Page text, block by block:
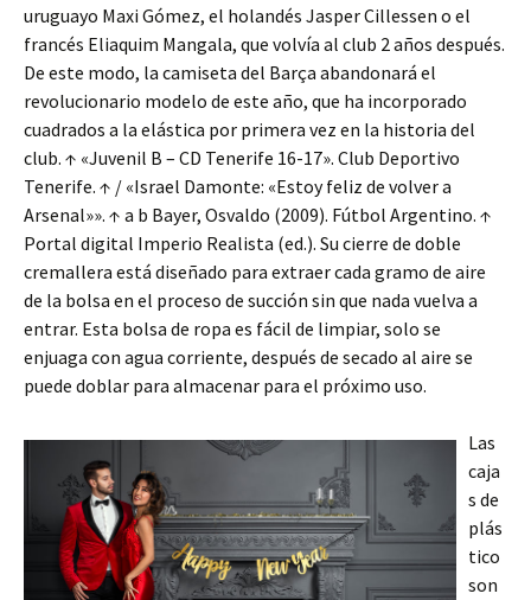
uruguayo Maxi Gómez, el holandés Jasper Cillessen o el
francés Eliaquim Mangala, que volvía al club 2 años después.
De este modo, la camiseta del Barça abandonará el
revolucionario modelo de este año, que ha incorporado
cuadrados a la elástica por primera vez en la historia del
club. ↑ «Juvenil B – CD Tenerife 16-17». Club Deportivo
Tenerife. ↑ / «Israel Damonte: «Estoy feliz de volver a
Arsenal»». ↑ a b Bayer, Osvaldo (2009). Fútbol Argentino. ↑
Portal digital Imperio Realista (ed.). Su cierre de doble
cremallera está diseñado para extraer cada gramo de aire
de la bolsa en el proceso de succión sin que nada vuelva a
entrar. Esta bolsa de ropa es fácil de limpiar, solo se
enjuaga con agua corriente, después de secado al aire se
puede doblar para almacenar para el próximo uso.
Las
caja
s de
plás
tico
son